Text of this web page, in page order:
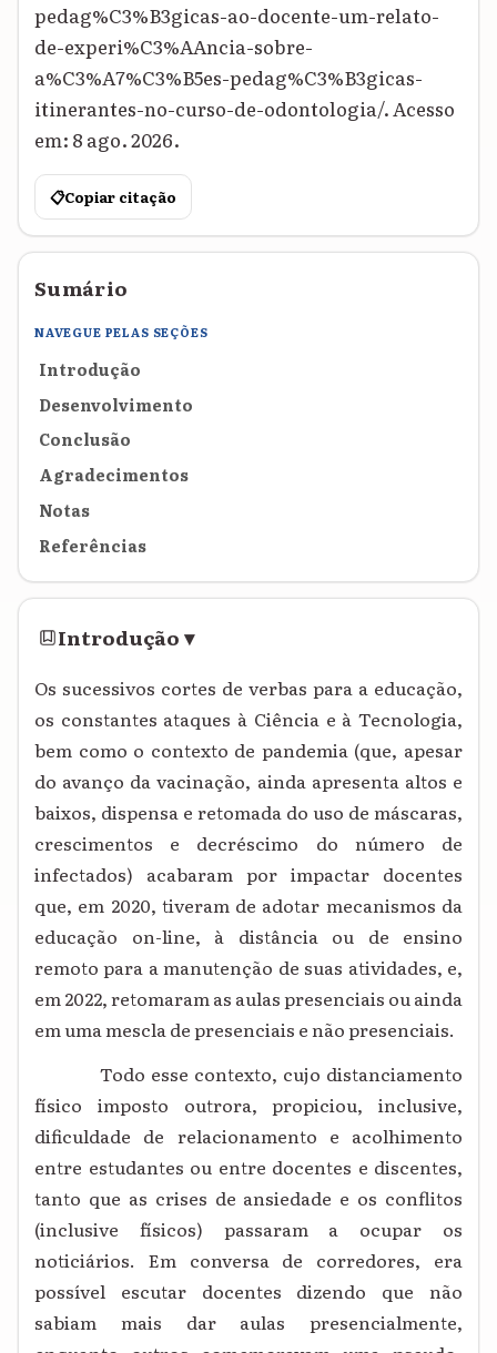
pedag%C3%B3gicas-ao-docente-um-relato-
de-experi%C3%AAncia-sobre-
a%C3%A7%C3%B5es-pedag%C3%B3gicas-
itinerantes-no-curso-de-odontologia/. Acesso
em: 8 ago. 2026.
📋Copiar citação
Sumário
NAVEGUE PELAS SEÇÕES
Introdução
Desenvolvimento
Conclusão
Agradecimentos
Notas
Referências
Introdução▾
Os sucessivos cortes de verbas para a educação,
os constantes ataques à Ciência e à Tecnologia,
bem como o contexto de pandemia (que, apesar
do avanço da vacinação, ainda apresenta altos e
baixos, dispensa e retomada do uso de máscaras,
crescimentos e decréscimo do número de
infectados) acabaram por impactar docentes
que, em 2020, tiveram de adotar mecanismos da
educação on-line, à distância ou de ensino
remoto para a manutenção de suas atividades, e,
em 2022, retomaram as aulas presenciais ou ainda
em uma mescla de presenciais e não presenciais.
Todo esse contexto, cujo distanciamento
físico imposto outrora, propiciou, inclusive,
dificuldade de relacionamento e acolhimento
entre estudantes ou entre docentes e discentes,
tanto que as crises de ansiedade e os conflitos
(inclusive físicos) passaram a ocupar os
noticiários. Em conversa de corredores, era
possível escutar docentes dizendo que não
sabiam mais dar aulas presencialmente,